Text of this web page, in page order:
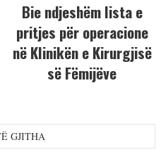
Bie ndjeshëm lista e
pritjes për operacione
në Klinikën e Kirurgjisë
së Fëmijëve
GJITHA